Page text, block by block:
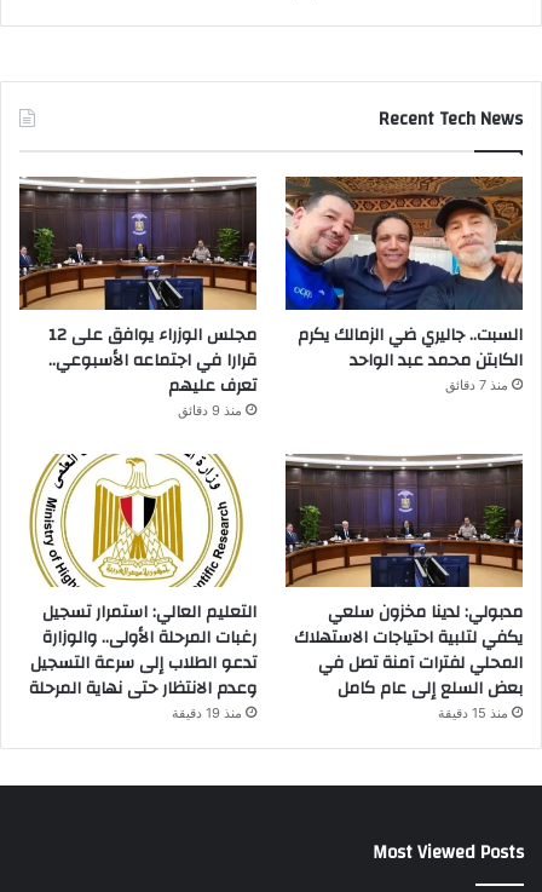
Recent Tech News
السبت.. جاليري ضي الزمالك يكرم
الكابتن محمد عبد الواحد
منذ 7 دقائق
مجلس الوزراء يوافق على 12
قرارا في اجتماعه الأسبوعي..
تعرف عليهم
منذ 9 دقائق
مدبولي: لدينا مخزون سلعي
يكفي لتلبية احتياجات الاستهلاك
المحلي لفترات آمنة تصل في
بعض السلع إلى عام كامل
منذ 15 دقيقة
التعليم العالي: استمرار تسجيل
رغبات المرحلة الأولى.. والوزارة
تدعو الطلاب إلى سرعة التسجيل
وعدم الانتظار حتى نهاية المرحلة
منذ 19 دقيقة
Most Viewed Posts